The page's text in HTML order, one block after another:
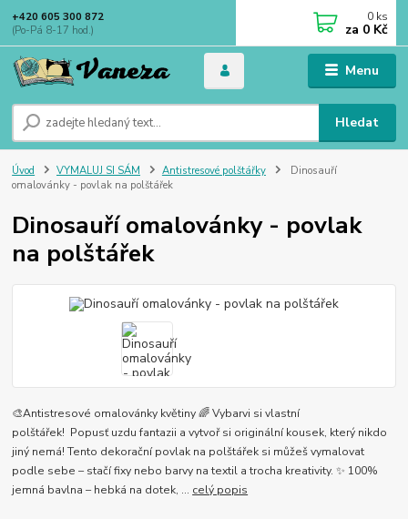
Menu
Hledat
+420 605 300 872
(Po-Pá 8-17 hod.)
0 ks
za 0 Kč
Úvod VYMALUJ SI SÁM Antistresové polštářky
Dinosauří
omalovánky - povlak na polštářek
Dinosauří omalovánky - povlak
na polštářek
🎨Antistresové omalovánky květiny 🌈 Vybarvi si vlastní
polštářek! Popusť uzdu fantazii a vytvoř si originální kousek, který nikdo
jiný nemá! Tento dekorační povlak na polštářek si můžeš vymalovat
podle sebe – stačí fixy nebo barvy na textil a trocha kreativity. ✨ 100%
jemná bavlna – hebká na dotek, ... celý popis